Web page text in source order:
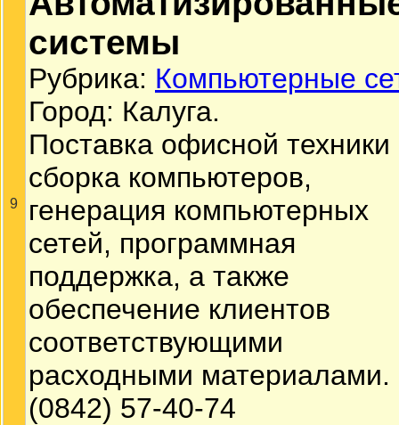
9
системы
Рубрика: Компьютерные
Город: Калуга.
Поставка офисной техники
сборка компьютеров,
генерация компьютерных
сетей, программная
поддержка, а также
обеспечение клиентов
соответствующими
расходными материалами.
(0842) 57-40-74